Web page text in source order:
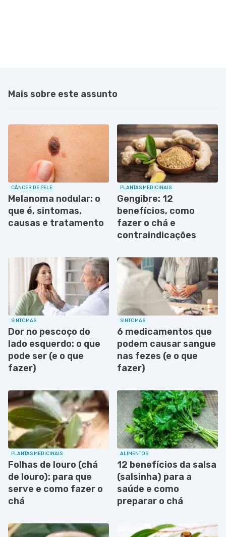
Mais sobre este assunto
CÂNCER DE PELE
Melanoma nodular: o
que é, sintomas,
causas e tratamento
PLANTAS MEDICINAIS
Gengibre: 12
benefícios, como
fazer o chá e
contraindicações
SINTOMAS
Dor no pescoço do
lado esquerdo: o que
pode ser (e o que
fazer)
SINTOMAS
6 medicamentos que
podem causar sangue
nas fezes (e o que
fazer)
PLANTAS MEDICINAIS
Folhas de louro (chá
de louro): para que
serve e como fazer o
chá
ALIMENTOS
12 benefícios da salsa
(salsinha) para a
saúde e como
preparar o chá